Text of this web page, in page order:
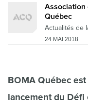
Association
Québec
Actualités de
24 MAI 2018
BOMA Québec
lancement du